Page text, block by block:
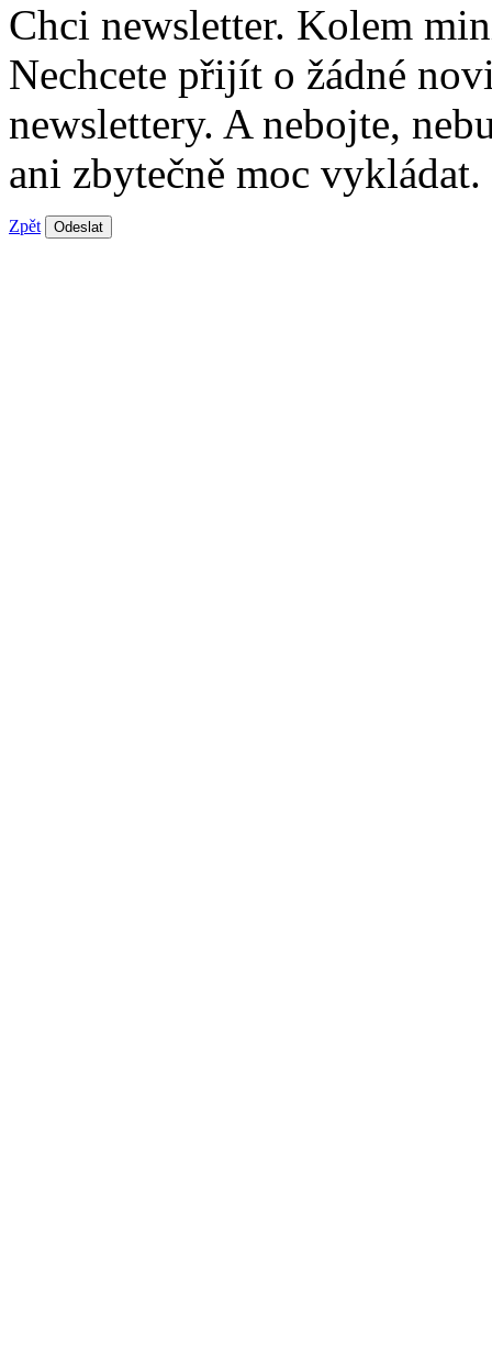
Chci newsletter. Kolem
Nechcete přijít o žádné
newslettery. A nebojte,
ani zbytečně moc vykládat.
Zpět Odeslat